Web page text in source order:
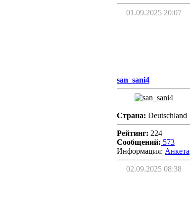
01.09.2025 20:07
san_sani4
Страна: Deutschland
Рейтинг: 224
Сообщений: 573
Информация: Aнкета
02.09.2025 08:38